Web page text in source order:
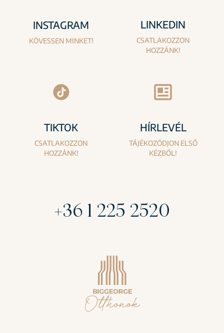
INSTAGRAM
KÖVESSEN MINKET!
LINKEDIN
CSATLAKOZZON
HOZZÁNK!
TIKTOK
CSATLAKOZZON
HOZZÁNK!
HÍRLEVÉL
TÁJÉKOZÓDJON ELSŐ
KÉZBŐL!
+36 1 225 2520